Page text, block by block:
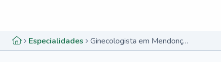
Especialidades Ginecologista em Mendonça - SP